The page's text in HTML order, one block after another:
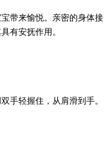
带来愉悦。亲密的身体接
有安抚作用。
手轻握住，从肩滑到手。